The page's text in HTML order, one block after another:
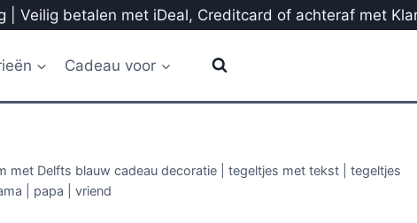
Veilig betalen met iDeal, Creditcard of achteraf met
Cadeau voor
met Delfts blauw cadeau decoratie | tegeltjes met tekst | tegeltjes
| papa | vriend